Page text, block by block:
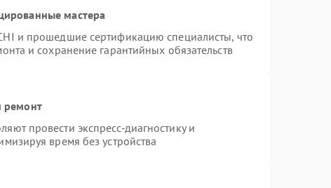
мастера
и прошедшие сертификацию специалисты, что
и сохранение гарантийных обязательств
ремонт
провести экспресс-диагностику и
время без устройства